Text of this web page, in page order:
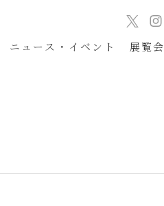
ニュース・イベント 展覧会